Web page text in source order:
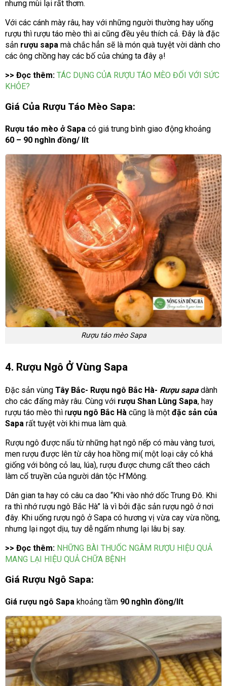
nhưng mùi lại rất thơm.
Với các cánh mày râu, hay với những người thường hay uống
rượu thì rượu táo mèo thì ai cũng đều yêu thích cả. Đây là đặc
sản rượu sapa mà chắc hẳn sẽ là món quà tuyệt vời dành cho
các ông chồng hay các bố của chúng ta đây ạ!
>> Đọc thêm: TÁC DỤNG CỦA RƯỢU TÁO MÈO ĐỐI VỚI SỨC
KHỎE?
Giá Của Rượu Táo Mèo Sapa:
Rượu táo mèo ở Sapa có giá trung bình giao động khoảng
60 – 90 nghìn đồng/ lít
Rượu táo mèo Sapa
4. Rượu Ngô Ở Vùng Sapa
Đặc sản vùng Tây Bắc- Rượu ngô Bắc Hà- Rượu sapa dành
cho các đấng mày râu. Cùng với rượu Shan Lùng Sapa, hay
rượu táo mèo thì rượu ngô Bắc Hà cũng là một đặc sản của
Sapa rất tuyệt vời khi mua làm quà.
Rượu ngô được nấu từ những hạt ngô nếp có màu vàng tươi,
men rượu được lên từ cây hoa hồng mi( một loại cây cỏ khá
giống với bông cỏ lau, lúa), rượu được chưng cất theo cách
làm cổ truyền của người dân tộc H’Mông.
Dân gian ta hay có câu ca dao “Khi vào nhớ dốc Trung Đô. Khi
ra thì nhớ rượu ngô Bắc Hà” là vì bởi đặc sản rượu ngô ở nơi
đây. Khi uống rượu ngô ở Sapa có hương vị vừa cay vừa nồng,
nhưng lại ngọt dịu, tuy dễ ngấm nhưng lại lâu bị say.
>> Đọc thêm: NHỮNG BÀI THUỐC NGÂM RƯỢU HIỆU QUẢ
MANG LẠI HIỆU QUẢ CHỮA BỆNH
Giá Rượu Ngô Sapa:
Giá rượu ngô Sapa khoảng tầm 90 nghìn đồng/lít